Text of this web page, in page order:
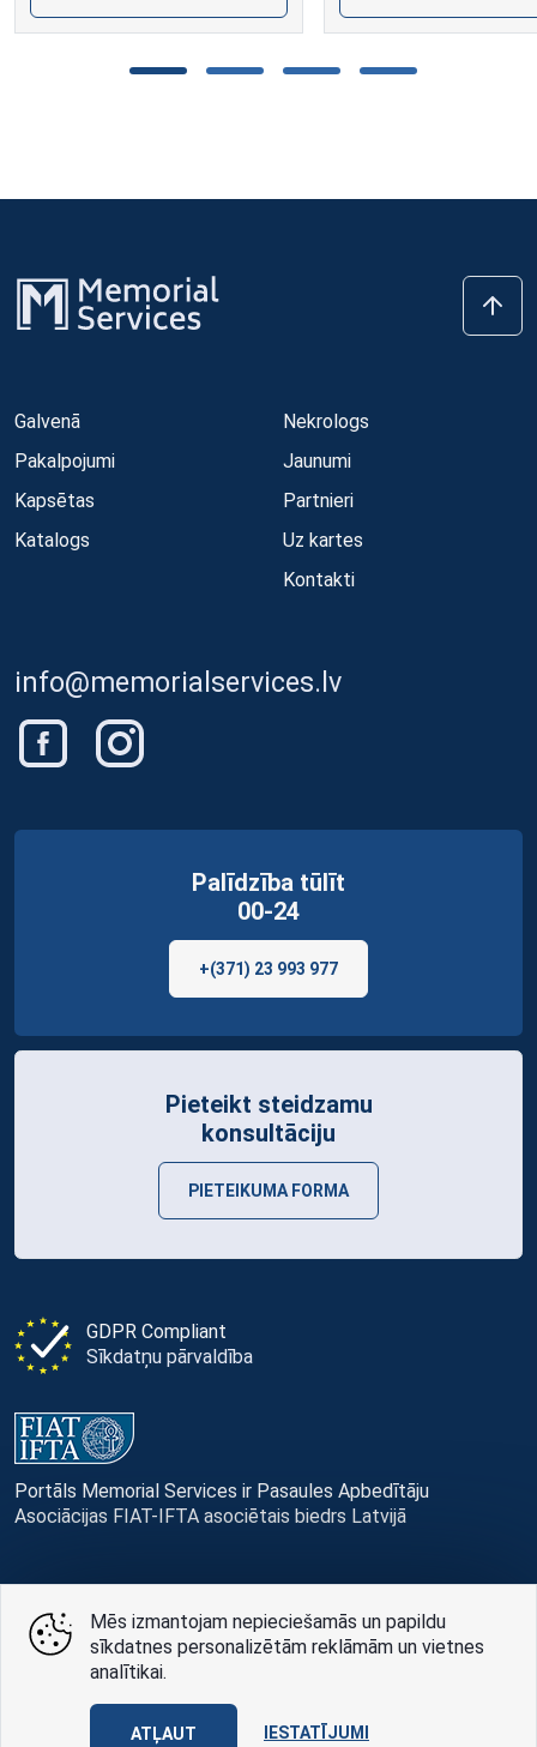
Galvenā
Pakalpojumi
Kapsētas
Katalogs
Nekrologs
Jaunumi
Partnieri
Uz kartes
Kontakti
info@memorialservices.lv
GDPR Compliant
Sīkdatņu pārvaldība
Portāls Memorial Services ir Pasaules Apbedītāju
Asociācijas FIAT-IFTA asociētais biedrs Latvijā
Palīdzība tūlīt
00-24
+(371) 23 993 977
Pieteikt steidzamu
konsultāciju
PIETEIKUMA FORMA
© Memorial Services, 2016 — 2026 pr3-g
Privātuma politikai
AABB TEAM
Mēs izmantojam nepieciešamās un papildu
sīkdatnes personalizētām reklāmām un vietnes
analītikai.
ATĻAUT IESTATĪJUMI